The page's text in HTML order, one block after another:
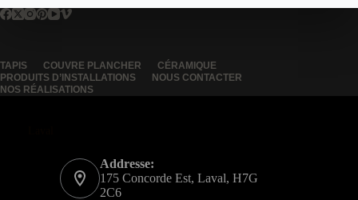
TAPIS COUVRE PLANCHER
CÉRAMIQUE
PRODUITS D’INSTALLATIONS
NOUS CONTACTER
NOS RÉALISATIONS
Addresse:
175 Concorde Est, Laval, H7G
2C6